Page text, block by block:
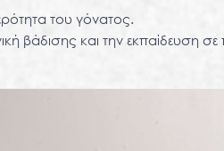
του γόνατος.
βάδισης και την εκπαίδευση σε